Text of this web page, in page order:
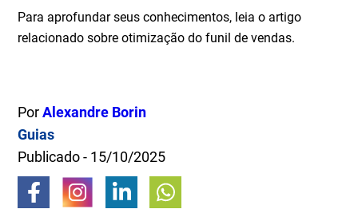
PorAlexandre Borin
Guias
Publicado - 15/10/2025
Para aprofundar seus conhecimentos, leia o artigo
relacionado sobre otimização do funil de vendas.